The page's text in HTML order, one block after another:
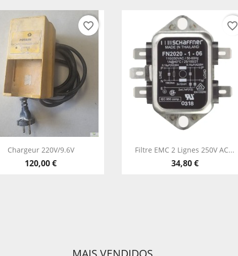
Vista rápida
Chargeur 220V/9.6V
120,00 €
favorite_border
Vista rápida
Filtre EMC 2 Lignes 250V AC...
34,80 €
favorite_border